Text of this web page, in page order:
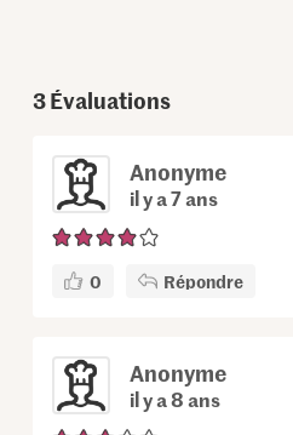
3Évaluations
Anonyme
il y a 7 ans
0 Répondre
Anonyme
il y a 8 ans